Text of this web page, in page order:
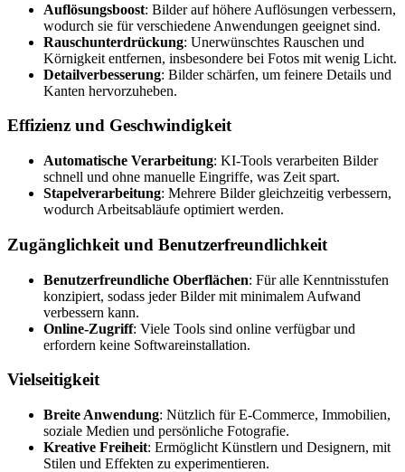
Auflösungsboost: Bilder auf höhere Auflösungen verbessern,
wodurch sie für verschiedene Anwendungen geeignet sind.
Rauschunterdrückung: Unerwünschtes Rauschen und
Körnigkeit entfernen, insbesondere bei Fotos mit wenig Licht.
Detailverbesserung: Bilder schärfen, um feinere Details und
Kanten hervorzuheben.
Effizienz und Geschwindigkeit
Automatische Verarbeitung: KI-Tools verarbeiten Bilder
schnell und ohne manuelle Eingriffe, was Zeit spart.
Stapelverarbeitung: Mehrere Bilder gleichzeitig verbessern,
wodurch Arbeitsabläufe optimiert werden.
Zugänglichkeit und Benutzerfreundlichkeit
Benutzerfreundliche Oberflächen: Für alle Kenntnisstufen
konzipiert, sodass jeder Bilder mit minimalem Aufwand
verbessern kann.
Online-Zugriff: Viele Tools sind online verfügbar und
erfordern keine Softwareinstallation.
Vielseitigkeit
Breite Anwendung: Nützlich für E-Commerce, Immobilien,
soziale Medien und persönliche Fotografie.
Kreative Freiheit: Ermöglicht Künstlern und Designern, mit
Stilen und Effekten zu experimentieren.